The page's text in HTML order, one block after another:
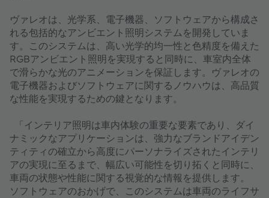
ヴァレオは、光学系、電子機器、ソフトウェアから構成さ
れる包括的なアンビエント照明システムを開発していま
す。このシステムは、高い光学的均一性と色精度を備えた
RGBアンビエント照明を実現すると同時に、車室内全体
で滑らかな光のアニメーションを保証します。ヴァレオの
電子機器およびソフトウェアに関するノウハウは、高品質
な性能を実現するための鍵となります。
「インテリア照明は車内体験の重要な要素であり、ダイ
ナミックなアプリケーションは、強力なブランドアイデン
ティティの確立から高度にパーソナライズされたインテリ
アの実現に至るまで、幅広い可能性を切り拓くと同時に、
車両の状態や性能に関する視覚的な情報を提供します。
ソフトウェアのおかげで、このシステムは車両のライフサ